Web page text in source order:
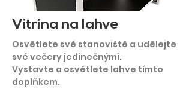
Vitrína na lahve
Osvětlete své stanoviště a udělejte
své večery jedinečnými.
Vystavte a osvětlete lahve tímto
doplňkem.